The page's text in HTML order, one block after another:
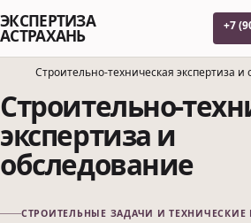
ЭКСПЕРТИЗА
АСТРАХАНЬ
+7
Строительно-техническая экспертиза и
Строительно-
экспертиза и
обследование
СТРОИТЕЛЬНЫЕ ЗАДАЧИ И ТЕХНИЧЕСКИЕ